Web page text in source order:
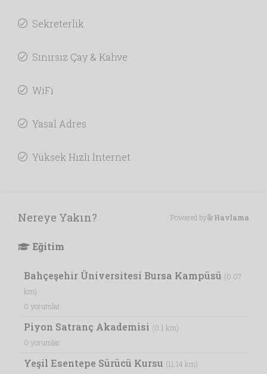
Sekreterlik
Sınırsız Çay & Kahve
WiFi
Yasal Adres
Yüksek Hızlı İnternet
Nereye Yakın? Powered by Havlama
Eğitim
Bahçeşehir Üniversitesi Bursa Kampüsü (0.07
km)
0 yorumlar
Piyon Satranç Akademisi (0.1 km)
0 yorumlar
Yeşil Esentepe Sürücü Kursu (11.14 km)